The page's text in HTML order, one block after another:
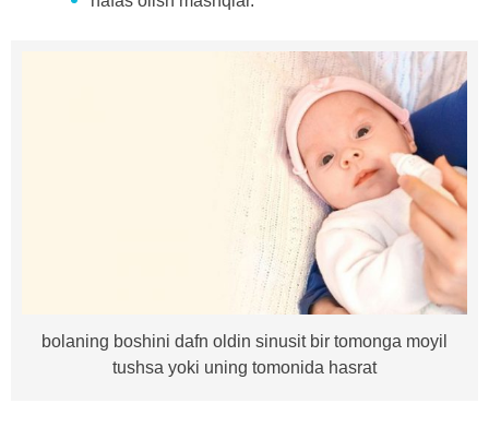
bolaning boshini dafn oldin sinusit bir tomonga moyil
tushsa yoki uning tomonida hasrat